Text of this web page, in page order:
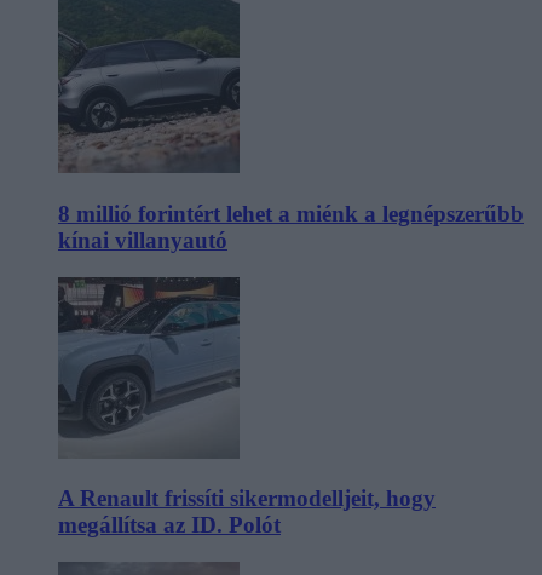
8 millió forintért lehet a miénk a legnépszerűbb
kínai villanyautó
A Renault frissíti sikermodelljeit, hogy
megállítsa az ID. Polót